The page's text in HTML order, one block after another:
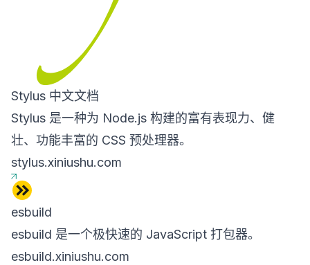
Stylus 中文文档
Stylus 是一种为 Node.js 构建的富有表现力、健
壮、功能丰富的 CSS 预处理器。
stylus.xiniushu.com
esbuild
esbuild 是一个极快速的 JavaScript 打包器。
esbuild.xiniushu.com